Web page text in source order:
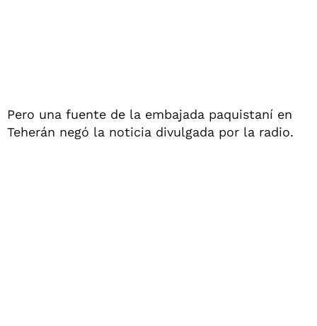
Pero una fuente de la embajada paquistaní en
Teherán negó la noticia divulgada por la radio.